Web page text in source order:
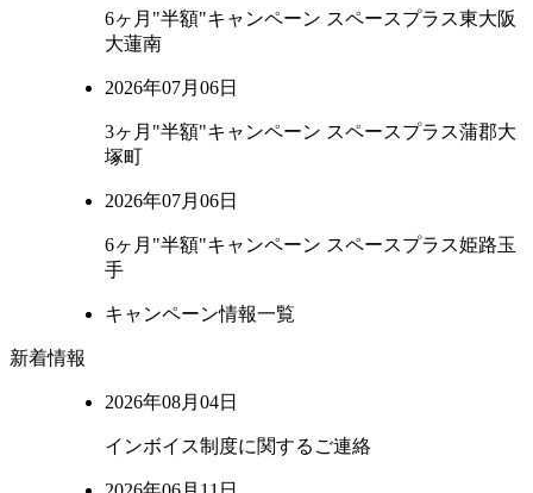
6ヶ月"半額"キャンペーン スペースプラス東大阪
大蓮南
2026年07月06日
3ヶ月"半額"キャンペーン スペースプラス蒲郡大
塚町
2026年07月06日
6ヶ月"半額"キャンペーン スペースプラス姫路玉
手
キャンペーン情報一覧
新着情報
2026年08月04日
インボイス制度に関するご連絡